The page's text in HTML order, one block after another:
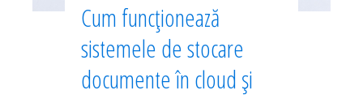
Cum funcționează
sistemele de stocare
documente în cloud și